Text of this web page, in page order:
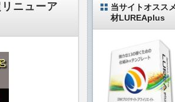
ニューア
当サイトオスス
材LUREAplus